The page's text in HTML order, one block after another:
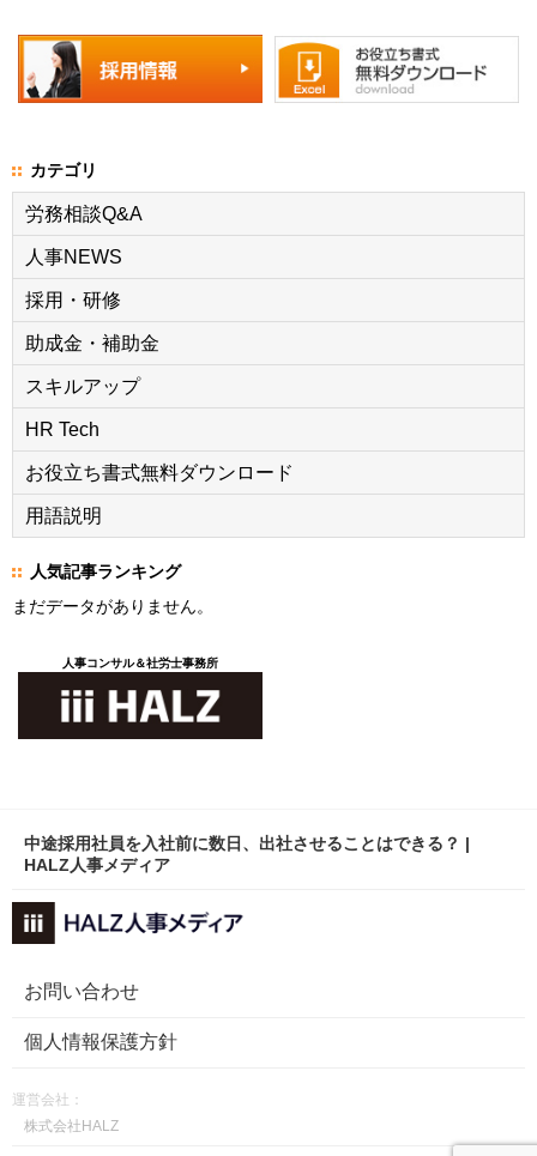
カテゴリ
労務相談Q&A
人事NEWS
採用・研修
助成金・補助金
スキルアップ
HR Tech
お役立ち書式無料ダウンロード
用語説明
人気記事ランキング
まだデータがありません。
人事コンサル＆社労士事務所
中途採用社員を入社前に数日、出社させることはできる？ |
HALZ人事メディア
お問い合わせ
個人情報保護方針
運営会社：
株式会社HALZ